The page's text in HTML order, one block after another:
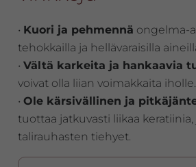
• Kuori ja pehmennä ongelma-
tehokkailla ja hellävaraisilla
• Vältä karkeita ja hankaavia
voivat olla liian voimakkaita iholle.
• Ole kärsivällinen ja
tuottaa jatkuvasti liikaa
talirauhasten tiehyet.